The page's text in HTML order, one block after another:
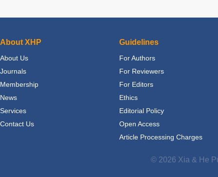
About XHP
About Us
Journals
Membership
News
Services
Contact Us
Guidelines
For Authors
For Reviewers
For Editors
Ethics
Editorial Policy
Open Access
Article Processing Charges
© 2026 Xia & He